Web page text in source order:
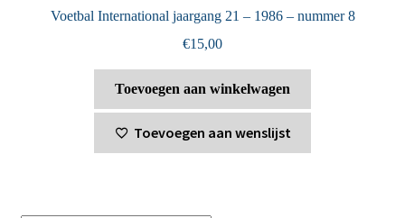
Voetbal International jaargang 21 – 1986 – nummer 8
€15,00
Toevoegen aan winkelwagen
Toevoegen aan wenslijst